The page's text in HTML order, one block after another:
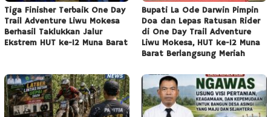
Tiga Finisher Terbaik One Day
Trail Adventure Liwu Mokesa
Berhasil Taklukkan Jalur
Ekstrem HUT ke-12 Muna Barat
Bupati La Ode Darwin Pimpin
Doa dan Lepas Ratusan Rider
di One Day Trail Adventure
Liwu Mokesa, HUT ke-12 Muna
Barat Berlangsung Meriah